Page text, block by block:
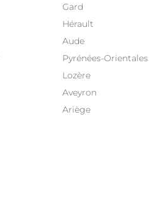
Gard
Hérault
Aude
Pyrénées-Orientales
Lozère
Aveyron
Ariège